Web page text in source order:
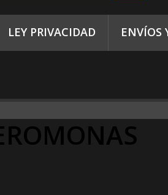
LEY PRIVACIDAD ENVÍOS